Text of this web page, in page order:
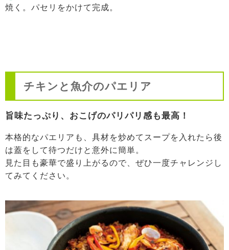
焼く。パセリをかけて完成。
チキンと魚介のパエリア
旨味たっぷり、おこげのパリパリ感も最高！
本格的なパエリアも、具材を炒めてスープを入れたら後
は蓋をして待つだけと意外に簡単。
見た目も豪華で盛り上がるので、ぜひ一度チャレンジし
てみてください。